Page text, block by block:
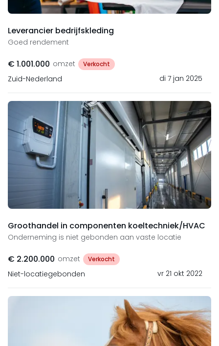
Leverancier bedrijfskleding
Goed rendement
€ 1.001.000 omzet Verkocht
Zuid-Nederland di 7 jan 2025
Groothandel in componenten koeltechniek/HVAC
Onderneming is niet gebonden aan vaste locatie
€ 2.200.000 omzet Verkocht
Niet-locatiegebonden vr 21 okt 2022